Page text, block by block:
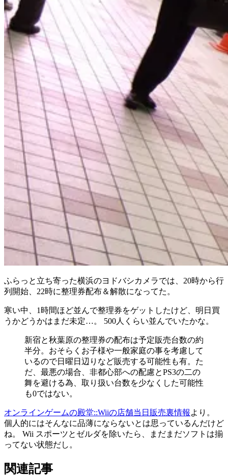
ふらっと立ち寄った横浜のヨドバシカメラでは、20時から行
列開始、22時に整理券配布＆解散になってた。
寒い中、1時間ほど並んで整理券をゲットしたけど、明日買
うかどうかはまだ未定…。 500人くらい並んでいたかな。
新宿と秋葉原の整理券の配布は予定販売台数の約
半分。おそらくお子様や一般家庭の事を考慮して
いるので日曜日辺りなど販売する可能性も有。た
だ、最悪の場合、非都心部への配慮とPS3の二の
舞を避ける為、取り扱い台数を少なくした可能性
も0ではない。
オンラインゲームの殿堂::Wiiの店舗当日販売裏情報 より。
個人的にはそんなに品薄にならないとは思っているんだけど
ね。 Wii スポーツとゼルダを除いたら、まだまだソフトは揃
ってない状態だし。
関連記事